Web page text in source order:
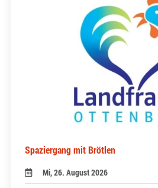
Spaziergang mit Brötlen
Mi, 26. August 2026